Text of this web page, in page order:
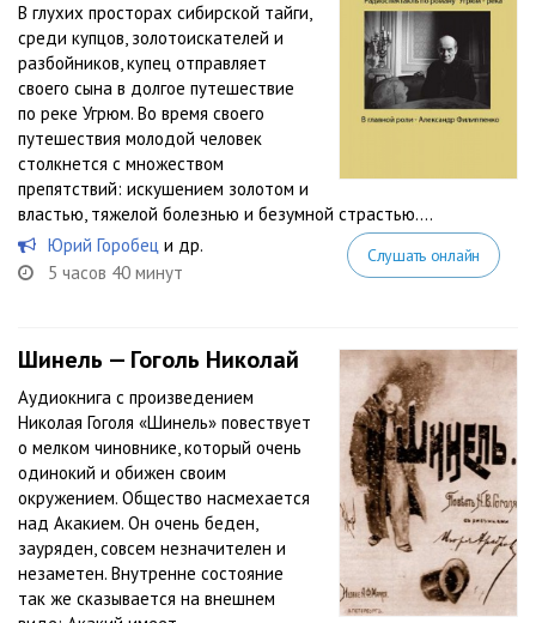
В глухих просторах сибирской тайги,
среди купцов, золотоискателей и
разбойников, купец отправляет
своего сына в долгое путешествие
по реке Угрюм. Во время своего
путешествия молодой человек
столкнется с множеством
препятствий: искушением золотом и
властью, тяжелой болезнью и безумной страстью....
Юрий Горобец и др.
5 часов 40 минут
Слушать онлайн
Шинель — Гоголь Николай
Аудиокнига с произведением
Николая Гоголя «Шинель» повествует
о мелком чиновнике, который очень
одинокий и обижен своим
окружением. Общество насмехается
над Акакием. Он очень беден,
зауряден, совсем незначителен и
незаметен. Внутренне состояние
так же сказывается на внешнем